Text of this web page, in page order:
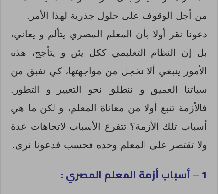
من أجل الوقوف على حلول جذرية لهذا الأمر.
دعونا نقر أولا بأن المعلم المصري يتألم و يعاني،
بل إن النظام التعليمي ككل يئن و يتأجج، هذه
الأمور ينبغي ألا نخجل من مواجهتها، كي نفيق من
سباتنا العميق و ننطلق نحو التغيير و التطور.
فالأزمة تنبع أولا من معاناة المعلم، و لكن ما هي
أسباب تلك الأزمة؟ تتفرع الأسباب لاتجاهات عدة
ولا تقتصر على المعلم وحده فحسب فدعونا نرى.
1 – أسباب أزمة المعلم المصري :